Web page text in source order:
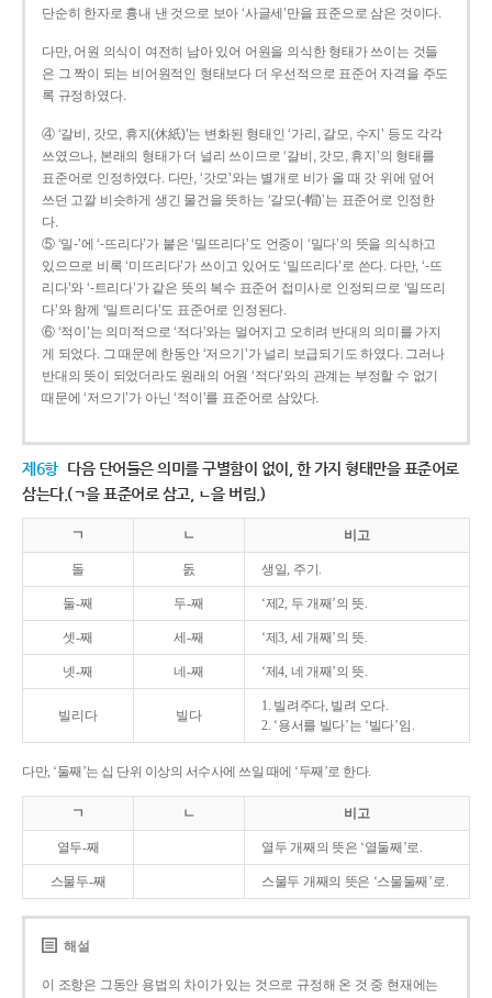
단순히 한자로 흉내 낸 것으로 보아 ‘사글세’만을 표준으로 삼은 것이다.
다만, 어원 의식이 여전히 남아 있어 어원을 의식한 형태가 쓰이는 것들
은 그 짝이 되는 비어원적인 형태보다 더 우선적으로 표준어 자격을 주도
록 규정하였다.
④ ‘갈비, 갓모, 휴지(休紙)’는 변화된 형태인 ‘가리, 갈모, 수지’ 등도 각각
쓰였으나, 본래의 형태가 더 널리 쓰이므로 ‘갈비, 갓모, 휴지’의 형태를
표준어로 인정하였다. 다만, ‘갓모’와는 별개로 비가 올 때 갓 위에 덮어
쓰던 고깔 비슷하게 생긴 물건을 뜻하는 ‘갈모(-帽)’는 표준어로 인정한
다.
⑤ ‘밀-’에 ‘-뜨리다’가 붙은 ‘밀뜨리다’도 언중이 ‘밀다’의 뜻을 의식하고
있으므로 비록 ‘미뜨리다’가 쓰이고 있어도 ‘밀뜨리다’로 쓴다. 다만, ‘-뜨
리다’와 ‘-트리다’가 같은 뜻의 복수 표준어 접미사로 인정되므로 ‘밀뜨리
다’와 함께 ‘밀트리다’도 표준어로 인정된다.
⑥ ‘적이’는 의미적으로 ‘적다’와는 멀어지고 오히려 반대의 의미를 가지
게 되었다. 그 때문에 한동안 ‘저으기’가 널리 보급되기도 하였다. 그러나
반대의 뜻이 되었더라도 원래의 어원 ‘적다’와의 관계는 부정할 수 없기
때문에 ‘저으기’가 아닌 ‘적이’를 표준어로 삼았다.
제6항 다음 단어들은 의미를 구별함이 없이, 한 가지 형태만을 표준어로
삼는다.(ㄱ을 표준어로 삼고, ㄴ을 버림.)
ㄱ ㄴ 비고
돌 돐 생일, 주기.
둘-째 두-째 ‘제2, 두 개째’의 뜻.
셋-째 세-째 ‘제3, 세 개째’의 뜻.
넷-째 네-째 ‘제4, 네 개째’의 뜻.
빌리다 빌다
1. 빌려주다, 빌려 오다.
2. ‘용서를 빌다’는 ‘빌다’임.
다만, ‘둘째’는 십 단위 이상의 서수사에 쓰일 때에 ‘두째’로 한다.
ㄱ ㄴ 비고
열두-째 열두 개째의 뜻은 ‘열둘째’로.
스물두-째 스물두 개째의 뜻은 ‘스물둘째’로.
해설
이 조항은 그동안 용법의 차이가 있는 것으로 규정해 온 것 중 현재에는